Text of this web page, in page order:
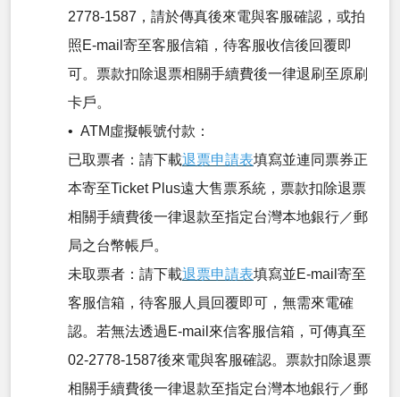
2778-1587，請於傳真後來電與客服確認，或拍
照E-mail寄至客服信箱，待客服收信後回覆即
可。票款扣除退票相關手續費後一律退刷至原刷
卡戶。
• ATM虛擬帳號付款：
已取票者：請下載退票申請表填寫並連同票券正
本寄至Ticket Plus遠大售票系統，票款扣除退票
相關手續費後一律退款至指定台灣本地銀行／郵
局之台幣帳戶。
未取票者：請下載退票申請表填寫並E-mail寄至
客服信箱，待客服人員回覆即可，無需來電確
認。若無法透過E-mail來信客服信箱，可傳真至
02-2778-1587後來電與客服確認。票款扣除退票
相關手續費後一律退款至指定台灣本地銀行／郵